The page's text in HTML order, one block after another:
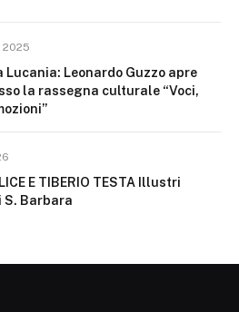
2025
Lucania: Leonardo Guzzo apre
la rassegna culturale “Voci,
E TIBERIO TESTA Illustri
Barbara